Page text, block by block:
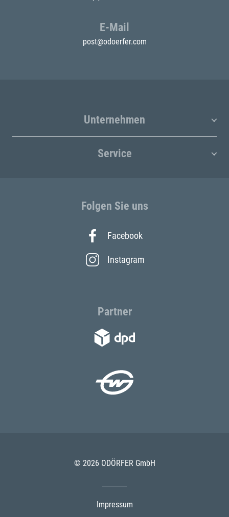
E-Mail
post@odoerfer.com
Unternehmen
Service
Folgen Sie uns
Facebook
Instagram
Partner
© 2026 ODÖRFER GmbH
Impressum